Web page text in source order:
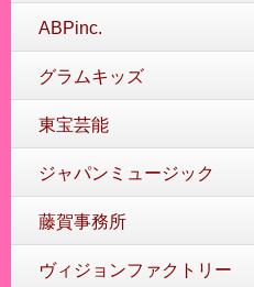
ABPinc.
グラムキッズ
東宝芸能
ジャパンミュージック
藤賀事務所
ヴィジョンファクトリー